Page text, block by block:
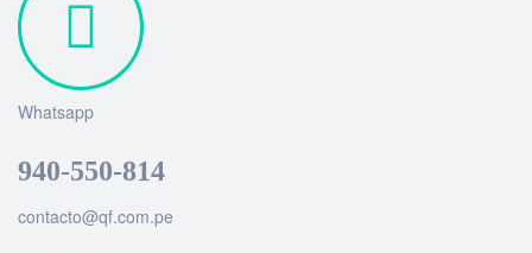
Whatsapp
940-550-814
contacto@qf.com.pe